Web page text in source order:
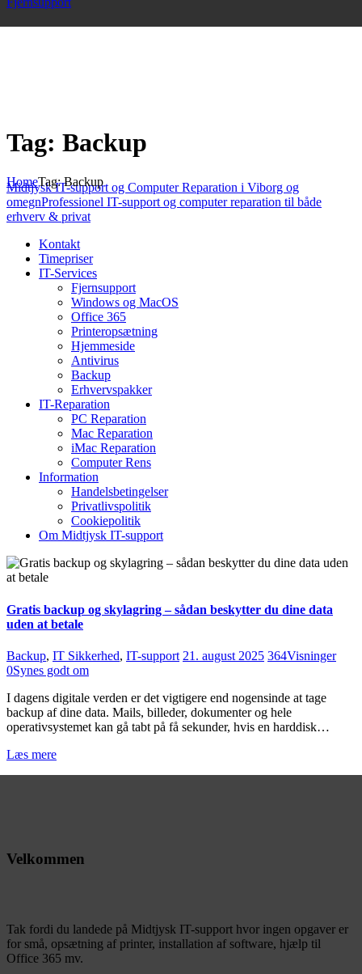
Tag: Backup
HomeTag: Backup
Midtjysk IT-support og Computer Reparation i Viborg og
omegnProfessionel IT-support og computer reparation til både
erhverv & privat
Kontakt
Timepriser
IT-Services
Fjernsupport
Windows og MacOS
Office 365
Printeropsætning
Hjemmeside
Antivirus
Backup
Erhvervspakker
IT-Reparation
PC Reparation
Mac Reparation
iMac Reparation
Computer Rens
Information
Handelsbetingelser
Privatlivspolitik
Cookiepolitik
Om Midtjysk IT-support
Gratis backup og skylagring – sådan beskytter du dine data
uden at betale
Backup, IT Sikkerhed, IT-support 21. august 2025 364Visninger
0Synes godt om
I dagens digitale verden er det vigtigere end nogensinde at tage
backup af dine data. Mails, billeder, dokumenter og hele
operativsystemet kan gå tabt på få sekunder, hvis en harddisk…
Læs mere
Velkommen
Tak fordi du landede på Midtjysk IT-support hvor ingen opgaver er
for små, opsætning af printer, installation af software, hjælp til
Office 365 mv.